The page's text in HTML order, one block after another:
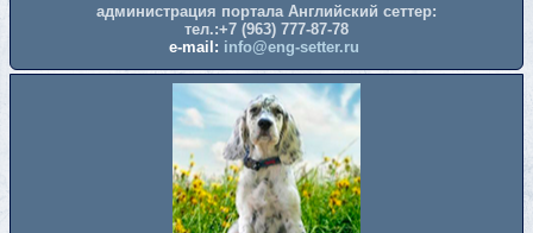
администрация портала Английский сеттер:
тел.:+7 (963) 777-87-78
e-mail: info@eng-setter.ru